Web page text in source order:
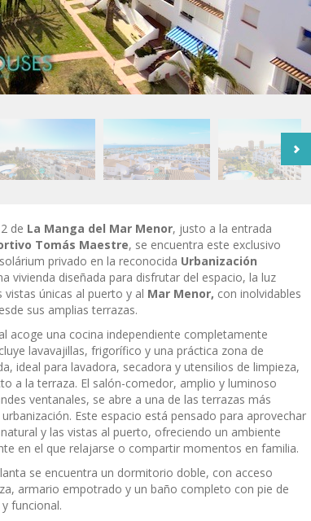
de La Manga del Mar Menor, justo a la entrada
Tomás Maestre, se encuentra este exclusivo
privado en la reconocida Urbanización
vivienda diseñada para disfrutar del espacio, la luz
vistas únicas al puerto y al Mar Menor, con inolvidables
sus amplias terrazas.
acoge una cocina independiente completamente
lavavajillas, frigorífico y una práctica zona de
ideal para lavadora, secadora y utensilios de limpieza,
a la terraza. El salón-comedor, amplio y luminoso
ventanales, se abre a una de las terrazas más
Este espacio está pensado para aprovechar
y las vistas al puerto, ofreciendo un ambiente
en el que relajarse o compartir momentos en familia.
se encuentra un dormitorio doble, con acceso
armario empotrado y un baño completo con pie de
funcional.